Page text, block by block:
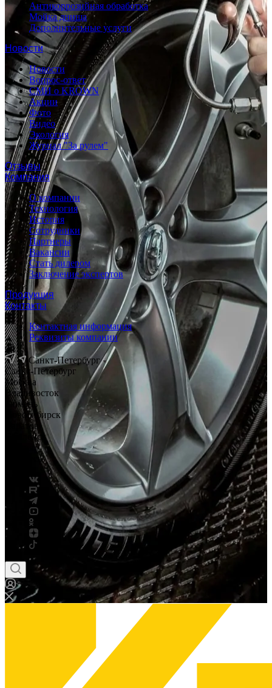
Антикоррозийная обработка
Мойка днища
Дополнительные услуги
Новости
Новости
Вопрос-ответ
СМИ о KROWN
Акции
Фото
Видео
Экология
Журнал "За рулем"
Отзывы
Компания
О компании
Технология
История
Сотрудники
Партнеры
Вакансии
Стать дилером
Заключение экспертов
Продукция
Контакты
Контактная информация
Реквизиты компании
Санкт-Петербург
Санкт-Петербург
Москва
Владивосток
Тюмень
Новосибирск
Саратов
Смоленск
Беларусь